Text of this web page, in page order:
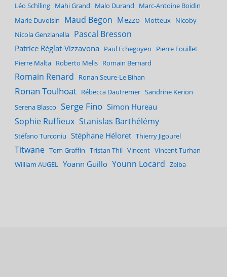
Léo Schlling Mahi Grand Malo Durand
Marc-Antoine Boidin
Marie Duvoisin
Maud Begon Mezzo Motteux Nicoby
Nicola Genzianella Pascal Bresson
Patrice Réglat-Vizzavona Paul Echegoyen
Pierre Fouillet
Pierre Malta Roberto Melis Romain Bernard
Romain Renard Ronan Seure-Le Bihan
Ronan Toulhoat Rébecca Dautremer Sandrine Kerion
Serena Blasco Serge Fino Simon Hureau
Sophie Ruffieux Stanislas Barthélémy
Stéfano Turconiu Stéphane Héloret Thierry Jigourel
Titwane Tom Graffin Tristan Thil Vincent Vincent Turhan
William AUGEL Yoann Guillo Younn Locard Zelba